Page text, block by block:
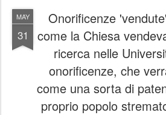
MAY
31
Onorificenze
come la Chiesa
ricerca nelle
onorificenze, che
come una sorta di
proprio popolo